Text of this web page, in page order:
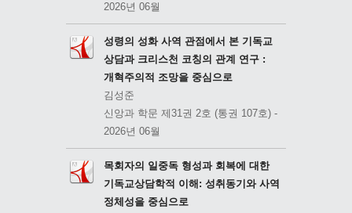
2026년 06월
성령의 성화 사역 관점에서 본 기독교
상담과 크리스천 코칭의 관계 연구 :
개혁주의적 조망을 중심으로
김성준
신앙과 학문 제31권 2호 (통권 107호) -
2026년 06월
목회자의 일중독 형성과 회복에 대한
기독교상담학적 이해: 성취동기와 사역
정체성을 중심으로